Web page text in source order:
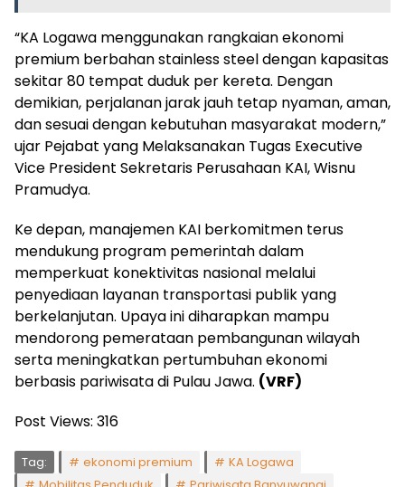
“KA Logawa menggunakan rangkaian ekonomi
premium berbahan stainless steel dengan kapasitas
sekitar 80 tempat duduk per kereta. Dengan
demikian, perjalanan jarak jauh tetap nyaman, aman,
dan sesuai dengan kebutuhan masyarakat modern,”
ujar Pejabat yang Melaksanakan Tugas Executive
Vice President Sekretaris Perusahaan KAI, Wisnu
Pramudya.
Ke depan, manajemen KAI berkomitmen terus
mendukung program pemerintah dalam
memperkuat konektivitas nasional melalui
penyediaan layanan transportasi publik yang
berkelanjutan. Upaya ini diharapkan mampu
mendorong pemerataan pembangunan wilayah
serta meningkatkan pertumbuhan ekonomi
berbasis pariwisata di Pulau Jawa. (VRF)
Post Views: 316
Tag: ekonomi premium
KA Logawa